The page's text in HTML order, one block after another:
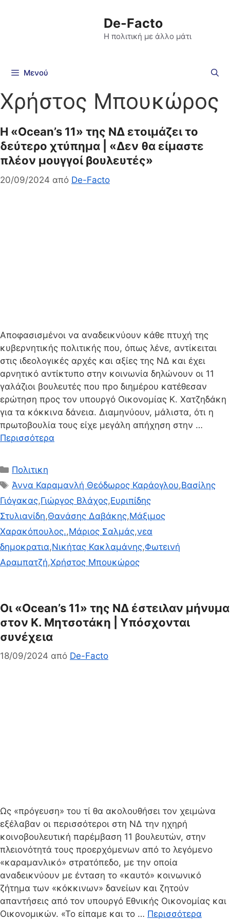
De-Facto
Η πολιτική με άλλο μάτι
Μενού
Χρήστος Μπουκώρος
Η «Ocean’s 11» της ΝΔ ετοιμάζει το
δεύτερο χτύπημα | «Δεν θα είμαστε
πλέον μουγγοί βουλευτές»
20/09/2024 από De-Facto
Αποφασισμένοι να αναδεικνύουν κάθε πτυχή της
κυβερνητικής πολιτικής που, όπως λένε, αντίκειται
στις ιδεολογικές αρχές και αξίες της ΝΔ και έχει
αρνητικό αντίκτυπο στην κοινωνία δηλώνουν οι 11
γαλάζιοι βουλευτές που προ διημέρου κατέθεσαν
ερώτηση προς τον υπουργό Οικονομίας Κ. Χατζηδάκη
για τα κόκκινα δάνεια. Διαμηνύουν, μάλιστα, ότι η
πρωτοβουλία τους είχε μεγάλη απήχηση στην …
Περισσότερα
Κατηγορίες
Πολιτικη
Ετικέτες
Άννα Καραμανλή Θεόδωρος Καράογλου,Βασίλης
Γιόγακας,Γιώργος Βλάχος,Ευριπίδης
Στυλιανίδη,Θανάσης Δαβάκης,Μάξιμος
Χαρακόπουλος.,Μάριος Σαλμάς,νεα
δημοκρατια,Νικήτας Κακλαμάνης,Φωτεινή
Αραμπατζή,Χρήστος Μπουκώρος
Οι «Ocean’s 11» της ΝΔ έστειλαν μήνυμα
στον Κ. Μητσοτάκη | Υπόσχονται
συνέχεια
18/09/2024 από De-Facto
Ως «πρόγευση» του τί θα ακολουθήσει τον χειμώνα
εξέλαβαν οι περισσότεροι στη ΝΔ την ηχηρή
κοινοβουλευτική παρέμβαση 11 βουλευτών, στην
πλειονότητά τους προερχόμενων από το λεγόμενο
«καραμανλικό» στρατόπεδο, με την οποία
αναδεικνύουν με ένταση το «καυτό» κοινωνικό
ζήτημα των «κόκκινων» δανείων και ζητούν
απαντήσεις από τον υπουργό Εθνικής Οικονομίας και
Οικονομικών. «Το είπαμε και το … Περισσότερα